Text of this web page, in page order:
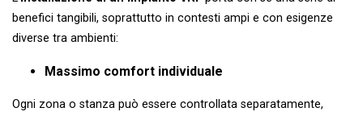
benefici tangibili, soprattutto in contesti ampi e con esigenze
diverse tra ambienti:
Massimo comfort individuale
Ogni zona o stanza può essere controllata separatamente,